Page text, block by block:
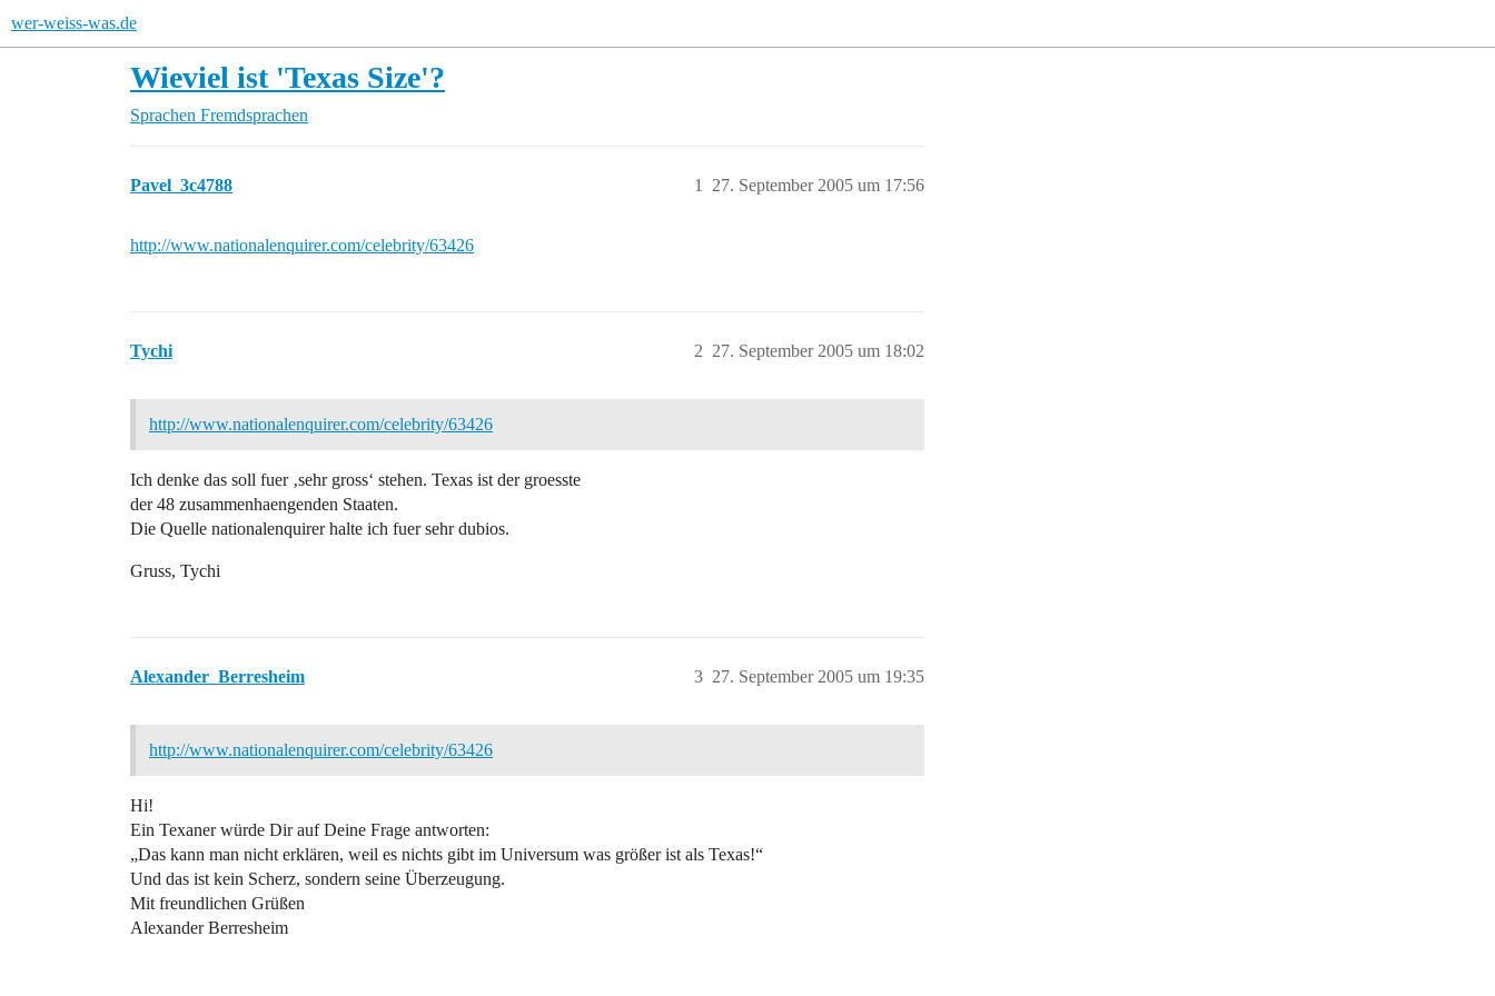
wer-weiss-was.de
Wieviel ist 'Texas Size'?
Sprachen Fremdsprachen
Pavel_3c4788 27. September 2005 um 17:56
1
http://www.nationalenquirer.com/celebrity/63426
Tychi 27. September 2005 um 18:02
2
http://www.nationalenquirer.com/celebrity/63426
Ich denke das soll fuer ‚sehr gross‘ stehen. Texas ist der groesste
der 48 zusammenhaengenden Staaten.
Die Quelle nationalenquirer halte ich fuer sehr dubios.
Gruss, Tychi
Alexander_Berresheim 27. September 2005 um 19:35
3
http://www.nationalenquirer.com/celebrity/63426
Hi!
Ein Texaner würde Dir auf Deine Frage antworten:
„Das kann man nicht erklären, weil es nichts gibt im Universum was größer ist als Texas!“
Und das ist kein Scherz, sondern seine Überzeugung.
Mit freundlichen Grüßen
Alexander Berresheim